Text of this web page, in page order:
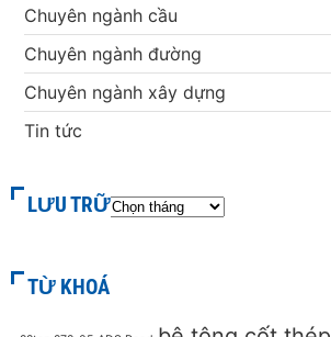
Chuyên ngành cầu
Chuyên ngành đường
Chuyên ngành xây dựng
Tin tức
LƯU TRỮ
TỪ KHOÁ